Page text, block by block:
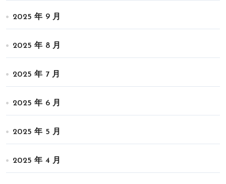
2025 年 9 月
2025 年 8 月
2025 年 7 月
2025 年 6 月
2025 年 5 月
2025 年 4 月